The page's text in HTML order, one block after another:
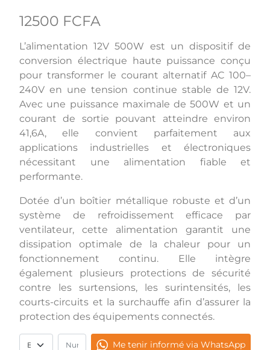
12500 FCFA
L’alimentation 12V 500W est un dispositif de
conversion électrique haute puissance conçu
pour transformer le courant alternatif AC 100–
240V en une tension continue stable de 12V.
Avec une puissance maximale de 500W et un
courant de sortie pouvant atteindre environ
41,6A, elle convient parfaitement aux
applications industrielles et électroniques
nécessitant une alimentation fiable et
performante.
Dotée d’un boîtier métallique robuste et d’un
système de refroidissement efficace par
ventilateur, cette alimentation garantit une
dissipation optimale de la chaleur pour un
fonctionnement continu. Elle intègre
également plusieurs protections de sécurité
contre les surtensions, les surintensités, les
courts-circuits et la surchauffe afin d’assurer la
protection des équipements connectés.
Me tenir informé via WhatsApp